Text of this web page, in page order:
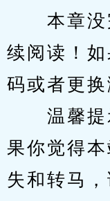
本章没
续阅读！
码或者更换
温馨提
果你觉得
失和转马，